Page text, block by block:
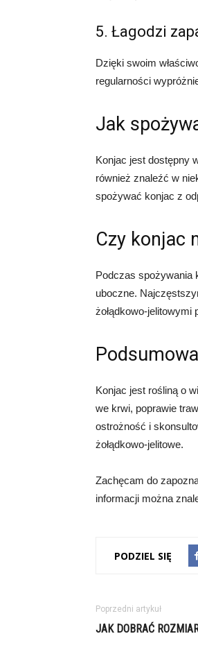
5. Łagodzi
Dzięki swoim
regularności
Jak
Konjac jest dostępny
również znaleźć w
spożywać konjac z
Czy konjac
Podczas spożywania
uboczne.
żołądkowo-
Konjac jest rośliną o
we krwi, poprawie
ostrożność i
żołądkowo-jelitowe.
Zachęcam do
informacji można
PODZIEL SIĘ
Poprzedni artykuł
JAK DOBRAĆ